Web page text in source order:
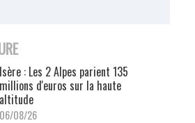
Isère : Les 2 Alpes parient 135
millions d'euros sur la haute
altitude
06/08/26